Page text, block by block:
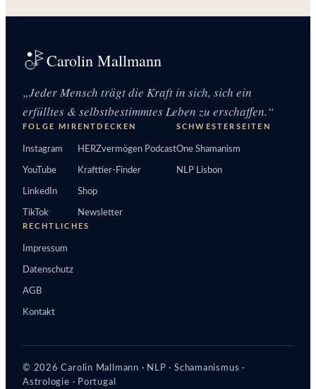
Carolin Mallmann
„Jeder Mensch trägt die Kraft in sich, sich ein
erfülltes & selbstbestimmtes Leben zu erschaffen.“
FOLGE MIR
Instagram
YouTube
LinkedIn
TikTok
ENTDECKEN
HERZvermögen Podcast
Krafttier-Finder
Shop
Newsletter
SCHWESTERSEITEN
One Shamanism
NLP Lisbon
RECHTLICHES
Impressum
Datenschutz
AGB
Kontakt
© 2026 Carolin Mallmann · NLP · Schamanismus ·
Astrologie · Portugal